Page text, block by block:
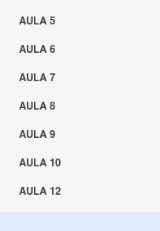
AULA 5
AULA 6
AULA 7
AULA 8
AULA 9
AULA 10
AULA 12